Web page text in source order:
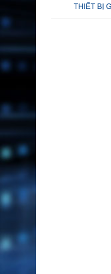
THIẾT BỊ